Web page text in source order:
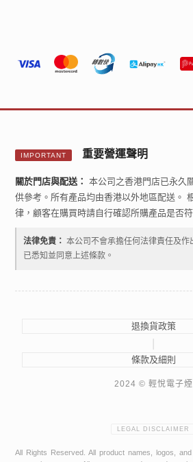
IMPORTANT 重要營運聲明
關於門店與配送： 本公司之香港門店已永久
供參考。所有產品均由香港以外地區配送。
律，顧客在購買時請自行確認所購產品是否
法律免責： 本公司不會承擔任何法律責任及
已悉知並同意上述條款。
退換貨政策
|
條款及細則
2024 © 輕悅電子煙
LEGAL DISCLAIMER
All Rights Reserved. All product names, logos,